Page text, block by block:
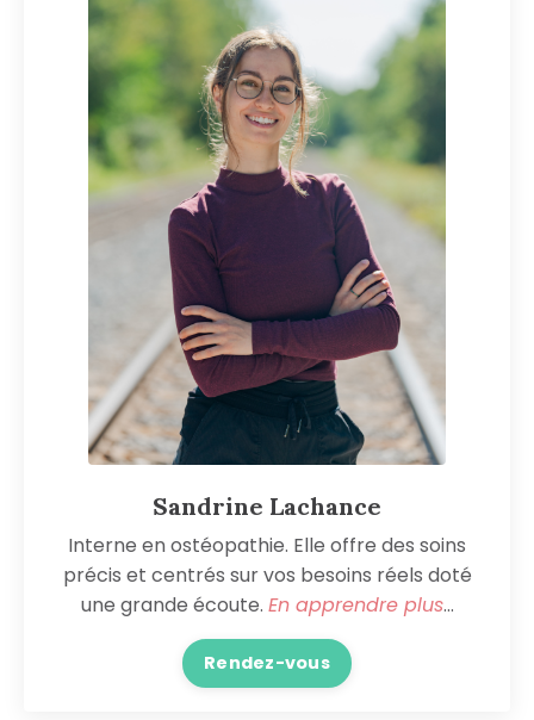
Sandrine Lachance
Interne en ostéopathie. Elle offre des soins
précis et centrés sur vos besoins réels doté
une grande écoute. En apprendre plus...
Rendez-vous